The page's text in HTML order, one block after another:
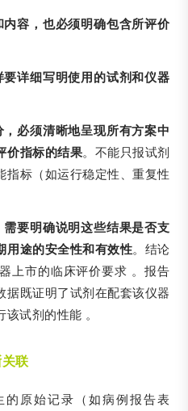
容，也必须明确包含所评价
详细写明使用的试剂和仪器
必须清晰地呈现所有方案中
价指标的结果。不能只报试剂
指标（如运行稳定性、重复性
要明确说明这些结果是否支
用途的安全性和有效性。结论
上市的临床评价要求 。报告
据既证明了试剂在配套该仪器
试剂的性能 。
联
原始记录（如病例报告表